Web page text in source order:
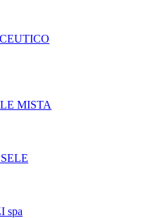
MISTA
spa